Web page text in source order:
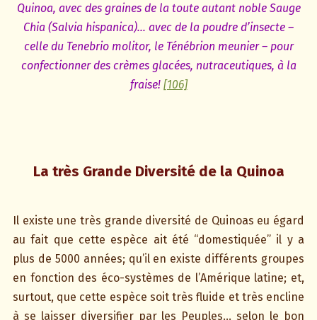
Quinoa, avec des graines de la toute autant noble Sauge
Chia (Salvia hispanica)… avec de la poudre d’insecte –
celle du Tenebrio molitor, le Ténébrion meunier – pour
confectionner des crèmes glacées, nutraceutiques, à la
fraise! [106]
La très Grande Diversité de la Quinoa
Il existe une très grande diversité de Quinoas eu égard
au fait que cette espèce ait été “domestiquée” il y a
plus de 5000 années; qu’il en existe différents groupes
en fonction des éco-systèmes de l’Amérique latine; et,
surtout, que cette espèce soit très fluide et très encline
à se laisser diversifier par les Peuples… selon le bon